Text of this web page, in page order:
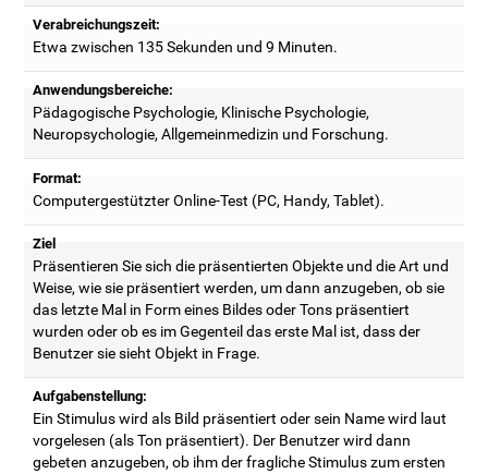
Verabreichungszeit:
Etwa zwischen 135 Sekunden und 9 Minuten.
Anwendungsbereiche:
Pädagogische Psychologie, Klinische Psychologie,
Neuropsychologie, Allgemeinmedizin und Forschung.
Format:
Computergestützter Online-Test (PC, Handy, Tablet).
Ziel
Präsentieren Sie sich die präsentierten Objekte und die Art und
Weise, wie sie präsentiert werden, um dann anzugeben, ob sie
das letzte Mal in Form eines Bildes oder Tons präsentiert
wurden oder ob es im Gegenteil das erste Mal ist, dass der
Benutzer sie sieht Objekt in Frage.
Aufgabenstellung:
Ein Stimulus wird als Bild präsentiert oder sein Name wird laut
vorgelesen (als Ton präsentiert). Der Benutzer wird dann
gebeten anzugeben, ob ihm der fragliche Stimulus zum ersten